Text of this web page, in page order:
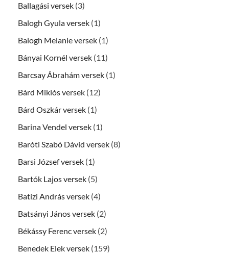
Ballagási versek (3)
Balogh Gyula versek (1)
Balogh Melanie versek (1)
Bányai Kornél versek (11)
Barcsay Ábrahám versek (1)
Bárd Miklós versek (12)
Bárd Oszkár versek (1)
Barina Vendel versek (1)
Baróti Szabó Dávid versek (8)
Barsi József versek (1)
Bartók Lajos versek (5)
Batízi András versek (4)
Batsányi János versek (2)
Békássy Ferenc versek (2)
Benedek Elek versek (159)